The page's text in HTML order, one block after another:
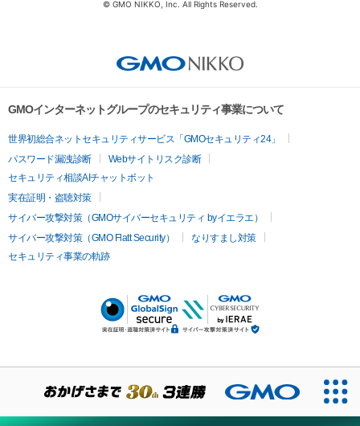
© GMO NIKKO, Inc. All Rights Reserved.
GMOインターネットグループのセキュリティ事業について
世界初総合ネットセキュリティサービス「GMOセキュリティ24」
パスワード漏洩診断
Webサイトリスク診断
セキュリティ相談AIチャットボット
実在証明・盗聴対策
サイバー攻撃対策（GMOサイバーセキュリティ byイエラエ）
サイバー攻撃対策（GMO Flatt Security）
なりすまし対策
セキュリティ事業の軌跡